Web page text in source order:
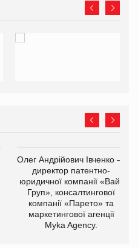
Олег Андрійович Івченко —
директор патентно-
юридичної компанії «Вайз
Груп», консалтингової
компанії «Парето» та
маркетингової агенції
Myka Agency.